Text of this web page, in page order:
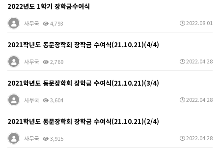
2022년도 1학기 장학금수여식
사무국 4,793 2022.08.01
2021학년도 동문장학회 장학금 수여식(21.10.21)(4/4)
사무국 2,769 2022.04.28
2021학년도 동문장학회 장학금 수여식(21.10.21)(3/4)
사무국 3,604 2022.04.28
2021학년도 동문장학회 장학금 수여식(21.10.21)(2/4)
사무국 3,915 2022.04.28